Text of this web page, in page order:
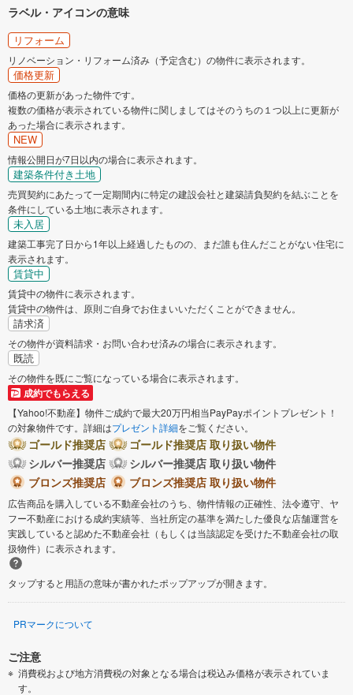
ラベル・アイコンの意味
リフォーム
リノベーション・リフォーム済み（予定含む）の物件に表示されます。
価格更新
価格の更新があった物件です。
複数の価格が表示されている物件に関しましてはそのうちの１つ以上に更新が
あった場合に表示されます。
NEW
情報公開日が7日以内の場合に表示されます。
建築条件付き土地
売買契約にあたって一定期間内に特定の建設会社と建築請負契約を結ぶことを
条件にしている土地に表示されます。
未入居
建築工事完了日から1年以上経過したものの、まだ誰も住んだことがない住宅に
表示されます。
賃貸中
賃貸中の物件に表示されます。
賃貸中の物件は、原則ご自身でお住まいいただくことができません。
請求済
その物件が資料請求・お問い合わせ済みの場合に表示されます。
既読
その物件を既にご覧になっている場合に表示されます。
成約でもらえる
【Yahoo!不動産】物件ご成約で最大20万円相当PayPayポイントプレゼント！
の対象物件です。詳細はプレゼント詳細をご覧ください。
ゴールド推奨店
ゴールド推奨店 取り扱い物件
シルバー推奨店
シルバー推奨店 取り扱い物件
ブロンズ推奨店
ブロンズ推奨店 取り扱い物件
広告商品を購入している不動産会社のうち、物件情報の正確性、法令遵守、ヤ
フー不動産における成約実績等、当社所定の基準を満たした優良な店舗運営を
実践していると認めた不動産会社（もしくは当該認定を受けた不動産会社の取
扱物件）に表示されます。
タップすると用語の意味が書かれたポップアップが開きます。
PRマークについて
ご注意
消費税および地方消費税の対象となる場合は税込み価格が表示されていま
す。